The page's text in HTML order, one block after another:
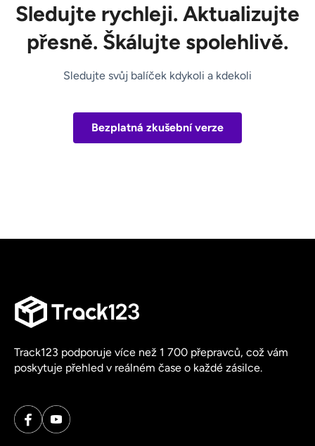
Sledujte rychleji. Aktualizujte
přesně. Škálujte spolehlivě.
Sledujte svůj balíček kdykoli a kdekoli
Bezplatná zkušební verze
Track123 podporuje více než 1 700 přepravců, což vám
poskytuje přehled v reálném čase o každé zásilce.